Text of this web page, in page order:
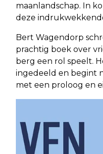
maanlandschap. In
deze
Bert Wagendorp
prachtig boek over
berg een rol speelt.
ingedeeld en begint
met een proloog en